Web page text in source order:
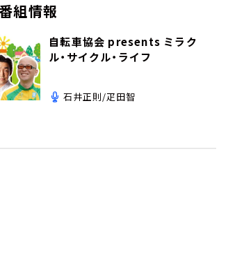
組情報
自転車協会 presents ミラク
ル・サイクル・ライフ
石井正則/疋田智